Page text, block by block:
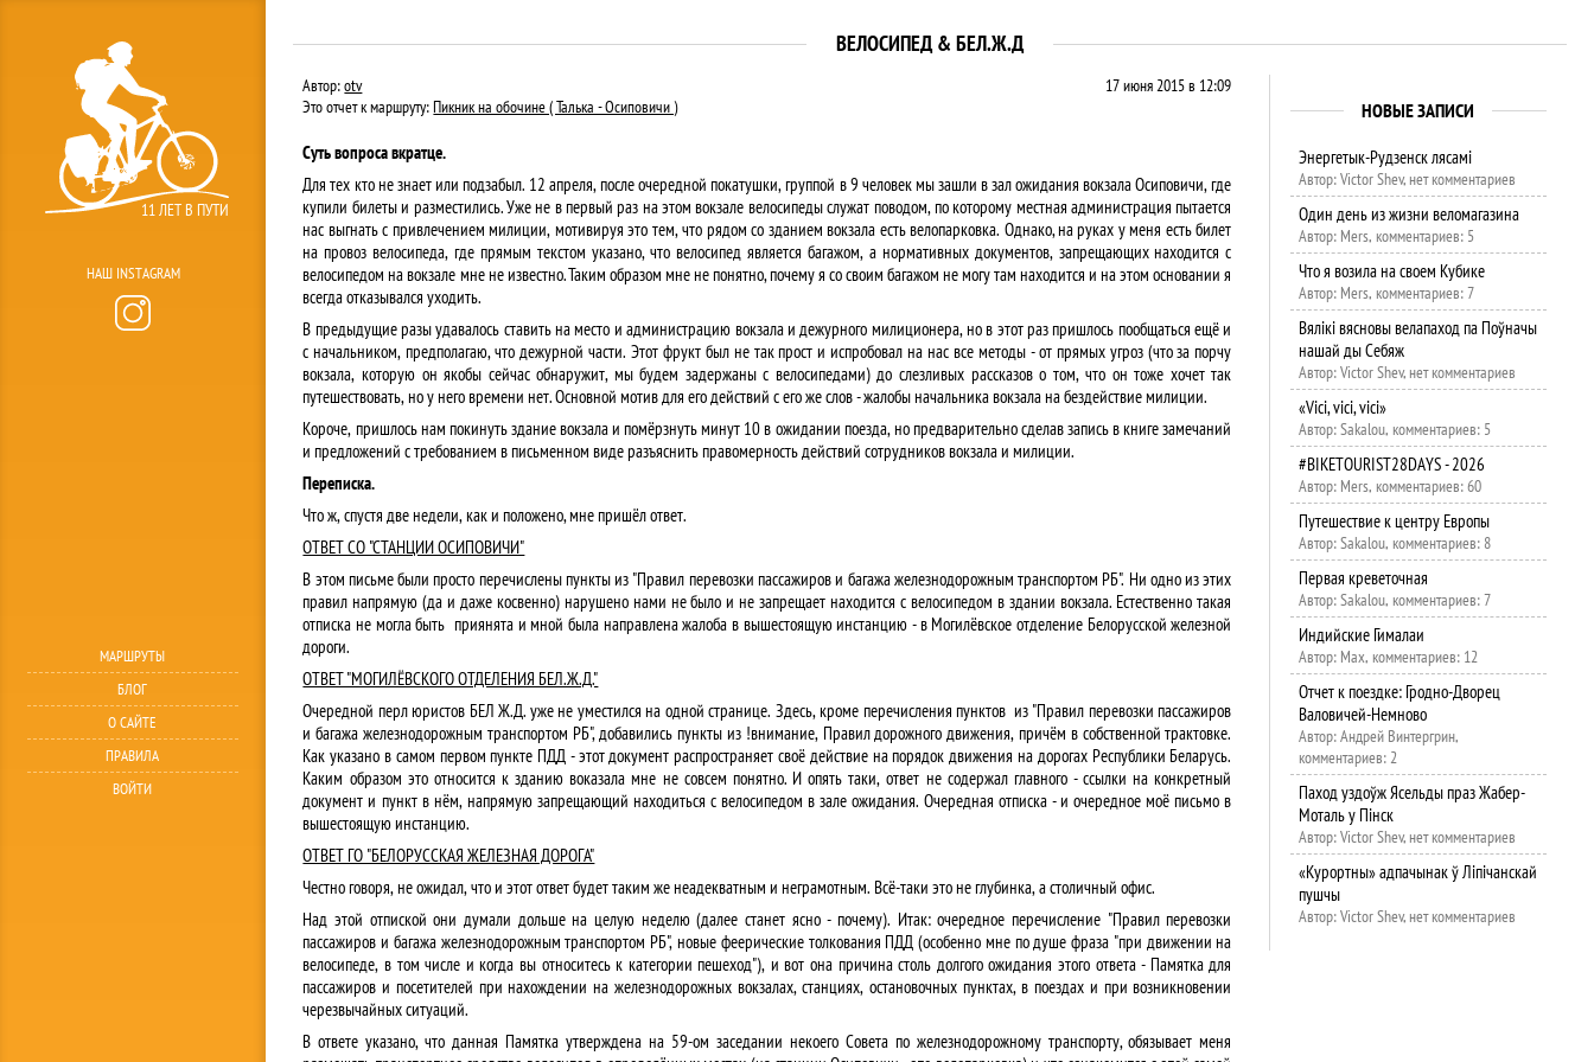
11 ЛЕТ В ПУТИ
МАРШРУТЫ
БЛОГ
О САЙТЕ
ПРАВИЛА
ВОЙТИ
НАШ INSTAGRAM
ВЕЛОСИПЕД & БЕЛ.Ж.Д
Автор:otv
Это отчет к маршруту:Пикник на обочине ( Талька - Осиповичи )
17 июня 2015 в 12:09
Суть вопроса вкратце.
Для тех кто не знает или подзабыл. 12 апреля, после очередной покатушки, группой в 9 человек мы зашли в зал ожидания вокзала Осиповичи, где
купили билеты и разместились. Уже не в первый раз на этом вокзале велосипеды служат поводом, по которому местная администрация пытается
нас выгнать с привлечением милиции, мотивируя это тем, что рядом со зданием вокзала есть велопарковка. Однако, на руках у меня есть билет
на провоз велосипеда, где прямым текстом указано, что велосипед является багажом, а нормативных документов, запрещающих находится с
велосипедом на вокзале мне не известно. Таким образом мне не понятно, почему я со своим багажом не могу там находится и на этом основании я
всегда отказывался уходить.
В предыдущие разы удавалось ставить на место и администрацию вокзала и дежурного милиционера, но в этот раз пришлось пообщаться ещё и
с начальником, предполагаю, что дежурной части. Этот фрукт был не так прост и испробовал на нас все методы - от прямых угроз (что за порчу
вокзала, которую он якобы сейчас обнаружит, мы будем задержаны с велосипедами) до слезливых рассказов о том, что он тоже хочет так
путешествовать, но у него времени нет. Основной мотив для его действий с его же слов - жалобы начальника вокзала на бездействие милиции.
Короче, пришлось нам покинуть здание вокзала и помёрзнуть минут 10 в ожидании поезда, но предварительно сделав запись в книге замечаний
и предложений с требованием в письменном виде разъяснить правомерность действий сотрудников вокзала и милиции.
Переписка.
Что ж, спустя две недели, как и положено, мне пришёл ответ.
ОТВЕТ СО "СТАНЦИИ ОСИПОВИЧИ"
В этом письме были просто перечислены пункты из "Правил перевозки пассажиров и багажа железнодорожным транспортом РБ". Ни одно из этих
правил напрямую (да и даже косвенно) нарушено нами не было и не запрещает находится с велосипедом в здании вокзала. Естественно такая
отписка не могла быть приянята и мной была направлена жалоба в вышестоящую инстанцию - в Могилёвское отделение Белорусской железной
дороги.
ОТВЕТ "МОГИЛЁВСКОГО ОТДЕЛЕНИЯ БЕЛ.Ж.Д."
Очередной перл юристов БЕЛ Ж.Д. уже не уместился на одной странице. Здесь, кроме перечисления пунктов из "Правил перевозки пассажиров
и багажа железнодорожным транспортом РБ", добавились пункты из !внимание, Правил дорожного движения, причём в собственной трактовке.
Как указано в самом первом пункте ПДД - этот документ распространяет своё действие на порядок движения на дорогах Республики Беларусь.
Каким образом это относится к зданию воказала мне не совсем понятно. И опять таки, ответ не содержал главного - ссылки на конкретный
документ и пункт в нём, напрямую запрещающий находиться с велосипедом в зале ожидания. Очередная отписка - и очередное моё письмо в
вышестоящую инстанцию.
ОТВЕТ ГО "БЕЛОРУССКАЯ ЖЕЛЕЗНАЯ ДОРОГА"
Честно говоря, не ожидал, что и этот ответ будет таким же неадекватным и неграмотным. Всё-таки это не глубинка, а столичный офис.
Над этой отпиской они думали дольше на целую неделю (далее станет ясно - почему). Итак: очередное перечисление "Правил перевозки
пассажиров и багажа железнодорожным транспортом РБ", новые феерические толкования ПДД (особенно мне по душе фраза "при движении на
велосипеде, в том числе и когда вы относитесь к категории пешеход"), и вот она причина столь долгого ожидания этого ответа - Памятка для
пассажиров и посетителей при нахождении на железнодорожных вокзалах, станциях, остановочных пунктах, в поездах и при возникновении
черезвычайных ситуаций.
В ответе указано, что данная Памятка утверждена на 59-ом заседании некоего Совета по железнодорожному транспорту, обязывает меня
НОВЫЕ ЗАПИСИ
Энергетык-Рудзенск лясамі
Автор: Victor Shev, нет комментариев
Один день из жизни веломагазина
Автор: Mers, комментариев: 5
Что я возила на своем Кубике
Автор: Mers, комментариев: 7
Вялікі вясновы велапаход па Поўначы
нашай ды Себяж
Автор: Victor Shev, нет комментариев
«Vici, vici, vici»
Автор: Sakalou, комментариев: 5
#BIKETOURIST28DAYS - 2026
Автор: Mers, комментариев: 60
Путешествие к центру Европы
Автор: Sakalou, комментариев: 8
Первая креветочная
Автор: Sakalou, комментариев: 7
Индийские Гималаи
Автор: Max, комментариев: 12
Отчет к поездке: Гродно-Дворец
Валовичей-Немново
Автор: Андрей Винтергрин,
комментариев: 2
Паход уздоўж Ясельды праз Жабер-
Моталь у Пінск
Автор: Victor Shev, нет комментариев
«Курортны» адпачынак ў Ліпічанскай
пушчы
Автор: Victor Shev, нет комментариев